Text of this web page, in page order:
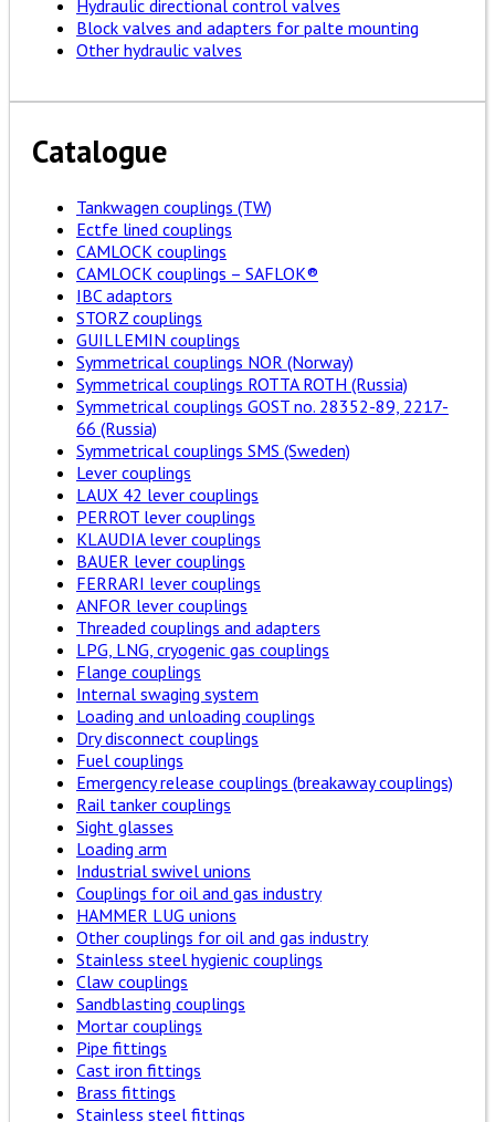
Hydraulic directional control valves
Block valves and adapters for palte mounting
Other hydraulic valves
Catalogue
Tankwagen couplings (TW)
Ectfe lined couplings
CAMLOCK couplings
CAMLOCK couplings – SAFLOK®
IBC adaptors
STORZ couplings
GUILLEMIN couplings
Symmetrical couplings NOR (Norway)
Symmetrical couplings ROTTA ROTH (Russia)
Symmetrical couplings GOST no. 28352-89, 2217-
66 (Russia)
Symmetrical couplings SMS (Sweden)
Lever couplings
LAUX 42 lever couplings
PERROT lever couplings
KLAUDIA lever couplings
BAUER lever couplings
FERRARI lever couplings
ANFOR lever couplings
Threaded couplings and adapters
LPG, LNG, cryogenic gas couplings
Flange couplings
Internal swaging system
Loading and unloading couplings
Dry disconnect couplings
Fuel couplings
Emergency release couplings (breakaway couplings)
Rail tanker couplings
Sight glasses
Loading arm
Industrial swivel unions
Couplings for oil and gas industry
HAMMER LUG unions
Other couplings for oil and gas industry
Stainless steel hygienic couplings
Claw couplings
Sandblasting couplings
Mortar couplings
Pipe fittings
Cast iron fittings
Brass fittings
Stainless steel fittings